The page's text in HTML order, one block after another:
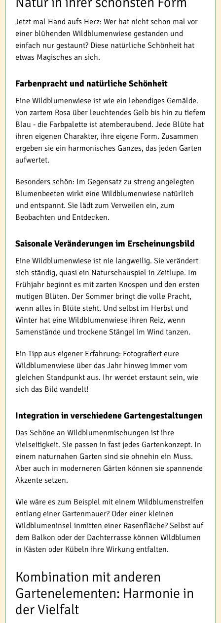
Jetzt mal Hand aufs Herz: Wer hat nicht schon mal vor
einer blühenden Wildblumenwiese gestanden und
einfach nur gestaunt? Diese natürliche Schönheit hat
etwas Magisches an sich.
Farbenpracht und natürliche Schönheit
Eine Wildblumenwiese ist wie ein lebendiges Gemälde.
Von zartem Rosa über leuchtendes Gelb bis hin zu tiefem
Blau - die Farbpalette ist atemberaubend. Jede Blüte hat
ihren eigenen Charakter, ihre eigene Form. Zusammen
ergeben sie ein harmonisches Ganzes, das jeden Garten
aufwertet.
Besonders schön: Im Gegensatz zu streng angelegten
Blumenbeeten wirkt eine Wildblumenwiese natürlich
und entspannt. Sie lädt zum Verweilen ein, zum
Beobachten und Entdecken.
Saisonale Veränderungen im Erscheinungsbild
Eine Wildblumenwiese ist nie langweilig. Sie verändert
sich ständig, quasi ein Naturschauspiel in Zeitlupe. Im
Frühjahr beginnt es mit zarten Knospen und den ersten
mutigen Blüten. Der Sommer bringt die volle Pracht,
wenn alles in Blüte steht. Und selbst im Herbst und
Winter hat eine Wildblumenwiese ihren Reiz, wenn
Samenstände und trockene Stängel im Wind tanzen.
Ein Tipp aus eigener Erfahrung: Fotografiert eure
Wildblumenwiese über das Jahr hinweg immer vom
gleichen Standpunkt aus. Ihr werdet erstaunt sein, wie
sich das Bild wandelt!
Integration in verschiedene Gartengestaltungen
Das Schöne an Wildblumenmischungen ist ihre
Vielseitigkeit. Sie passen in fast jedes Gartenkonzept. In
einem naturnahen Garten sind sie ohnehin ein Muss.
Aber auch in moderneren Gärten können sie spannende
Akzente setzen.
Wie wäre es zum Beispiel mit einem Wildblumenstreifen
entlang einer Gartenmauer? Oder einer kleinen
Wildblumeninsel inmitten einer Rasenfläche? Selbst auf
dem Balkon oder der Dachterrasse können Wildblumen
in Kästen oder Kübeln ihre Wirkung entfalten.
Kombination mit anderen
Gartenelementen: Harmonie in
der Vielfalt